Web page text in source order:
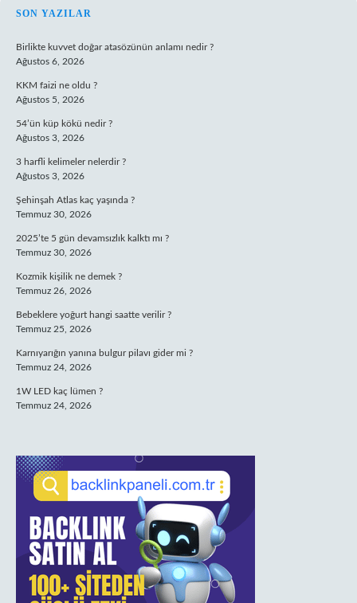
SIDEBAR
SON YAZILAR
Birlikte kuvvet doğar atasözünün anlamı nedir ?
Ağustos 6, 2026
KKM faizi ne oldu ?
Ağustos 5, 2026
54’ün küp kökü nedir ?
Ağustos 3, 2026
3 harfli kelimeler nelerdir ?
Ağustos 3, 2026
Şehinşah Atlas kaç yaşında ?
Temmuz 30, 2026
2025’te 5 gün devamsızlık kalktı mı ?
Temmuz 30, 2026
Kozmik kişilik ne demek ?
Temmuz 26, 2026
Bebeklere yoğurt hangi saatte verilir ?
Temmuz 25, 2026
Karnıyarığın yanına bulgur pilavı gider mi ?
Temmuz 24, 2026
1W LED kaç lümen ?
Temmuz 24, 2026